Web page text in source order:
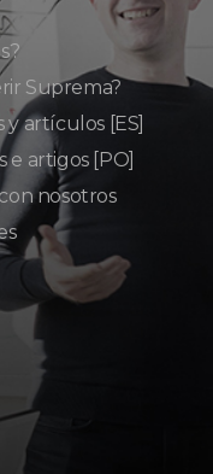
Suprema?
y artículos [ES]
e artigos [PO]
nosotros